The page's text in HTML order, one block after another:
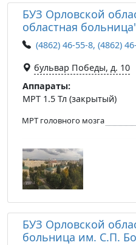
БУЗ Орловской
областная
(4862) 46-55-8, (4862)
бульвар Победы, д. 10
Аппараты:
МРТ 1.5 Тл (закрытый)
МРТ головного мозга
БУЗ Орловской
больница им. С.П.